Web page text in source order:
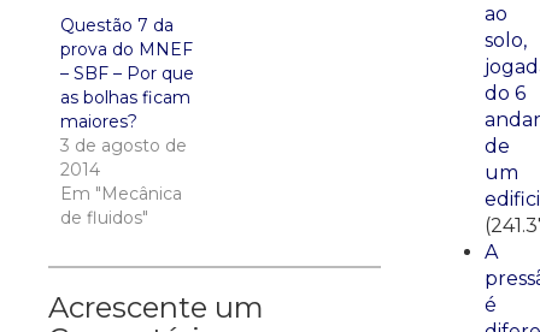
Questão 7 da
prova do MNEF
– SBF – Por que
as bolhas ficam
maiores?
3 de agosto de
2014
Em "Mecânica
de fluidos"
Acrescente um
ao
solo,
do 6
andar
de
um
A
é